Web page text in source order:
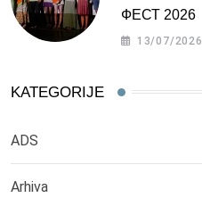
ФЕСТ 2026
13/07/2026
KATEGORIJE
ADS
Arhiva